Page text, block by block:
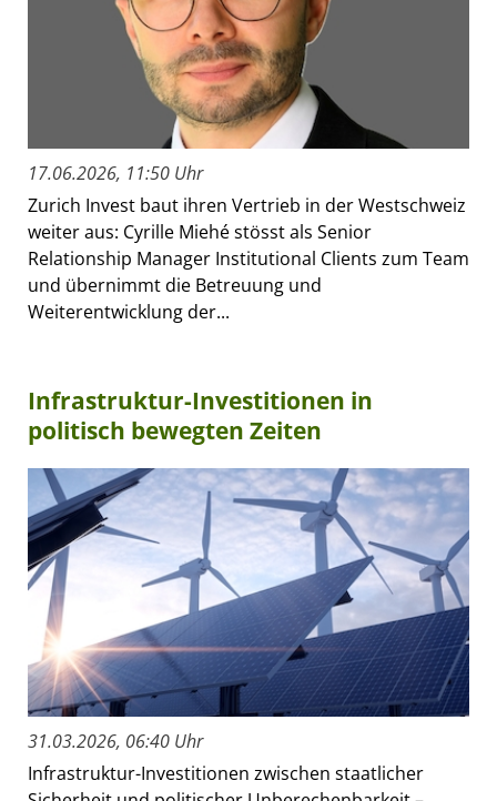
17.06.2026, 11:50 Uhr
Zurich Invest baut ihren Vertrieb in der Westschweiz
weiter aus: Cyrille Miehé stösst als Senior
Relationship Manager Institutional Clients zum Team
und übernimmt die Betreuung und
Weiterentwicklung der...
Infrastruktur-Investitionen in
politisch bewegten Zeiten
31.03.2026, 06:40 Uhr
Infrastruktur-Investitionen zwischen staatlicher